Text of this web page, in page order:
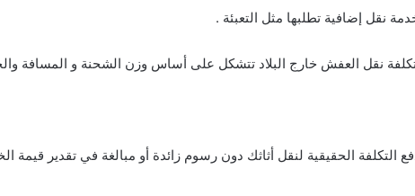
نقل إضافية تطلبها مثل التعبئة .
نقل العفش خارج البلاد تتشكل على أساس وزن الشحنة و المسافة
التكلفة الحقيقية لنقل أثاثك دون رسوم زائدة أو مبالغة في تقدير قيمة